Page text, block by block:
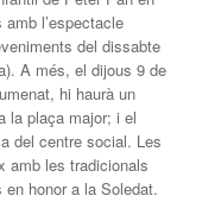
l’espectacle
del dissabte
A més, el dijous 9 de
hi haurà un
la plaça major; i el
del centre social. Les
amb les tradicionals
honor a la Soledat.